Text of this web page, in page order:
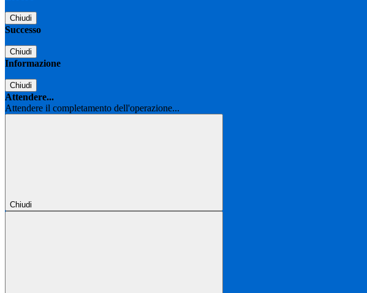
Chiudi
Successo
Chiudi
Informazione
Chiudi
Attendere...
Attendere il completamento dell'operazione...
Chiudi